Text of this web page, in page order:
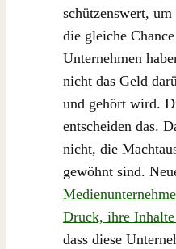
schützenswert,
die gleiche
Unternehmen
nicht das Geld
und gehört wird.
entscheiden das.
nicht, die
gewöhnt sind.
Druck, ihre
dass diese